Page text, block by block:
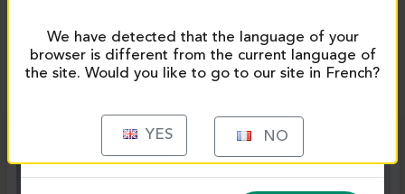
PRODUITS SIMILAIRES
We have detected that the language of your
browser is different from the current language of
the site. Would you like to go to our site in French?
YES NO